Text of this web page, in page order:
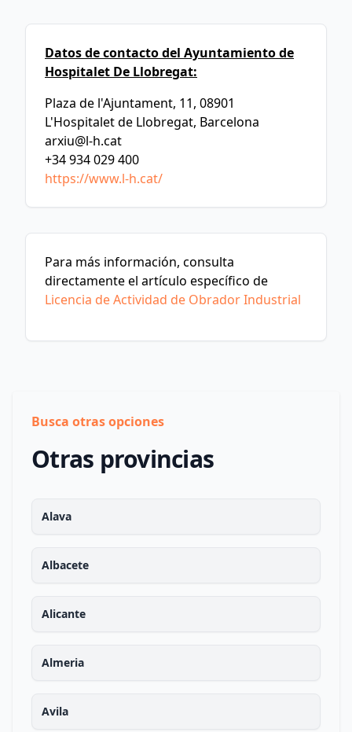
Datos de contacto del Ayuntamiento de
Hospitalet De Llobregat:
Plaza de l'Ajuntament, 11, 08901
L'Hospitalet de Llobregat, Barcelona
arxiu@l-h.cat
+34 934 029 400
https://www.l-h.cat/
Para más información, consulta
directamente el artículo específico de
Licencia de Actividad de Obrador Industrial
Busca otras opciones
Otras provincias
Alava
Albacete
Alicante
Almeria
Avila